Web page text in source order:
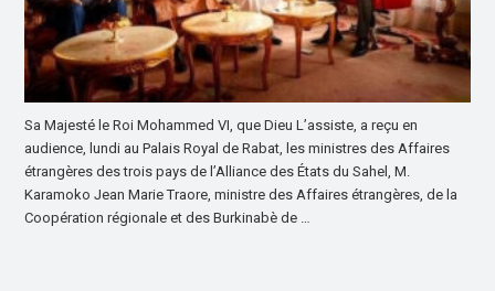
Sa Majesté le Roi Mohammed VI, que Dieu L’assiste, a reçu en
audience, lundi au Palais Royal de Rabat, les ministres des Affaires
étrangères des trois pays de l’Alliance des États du Sahel, M.
Karamoko Jean Marie Traore, ministre des Affaires étrangères, de la
Coopération régionale et des Burkinabè de …